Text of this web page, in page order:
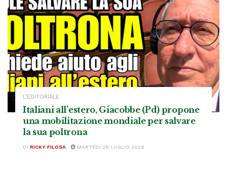
L’EDITORIALE
Italiani all’estero, Giacobbe (Pd) propone
una mobilitazione mondiale per salvare
la sua poltrona
DI RICKY FILOSA MARTEDÌ 28 LUGLIO 2026